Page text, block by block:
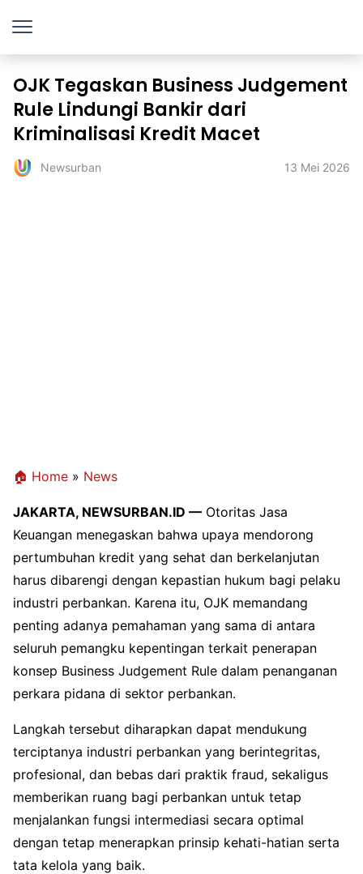
OJK Tegaskan Business Judgement
Rule Lindungi Bankir dari
Kriminalisasi Kredit Macet
Newsurban 13 Mei 2026
🏠 Home » News
JAKARTA, NEWSURBAN.ID — Otoritas Jasa
Keuangan menegaskan bahwa upaya mendorong
pertumbuhan kredit yang sehat dan berkelanjutan
harus dibarengi dengan kepastian hukum bagi pelaku
industri perbankan. Karena itu, OJK memandang
penting adanya pemahaman yang sama di antara
seluruh pemangku kepentingan terkait penerapan
konsep Business Judgement Rule dalam penanganan
perkara pidana di sektor perbankan.
Langkah tersebut diharapkan dapat mendukung
terciptanya industri perbankan yang berintegritas,
profesional, dan bebas dari praktik fraud, sekaligus
memberikan ruang bagi perbankan untuk tetap
menjalankan fungsi intermediasi secara optimal
dengan tetap menerapkan prinsip kehati-hatian serta
tata kelola yang baik.